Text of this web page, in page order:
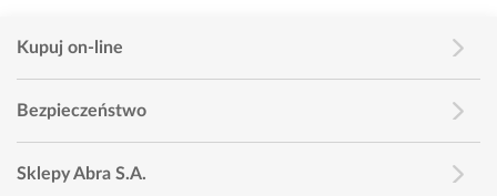
Kupuj on-line
Bezpieczeństwo
Sklepy Abra S.A.